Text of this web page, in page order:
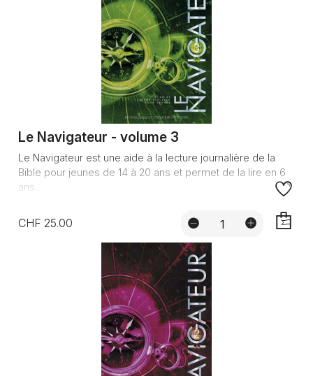
Le Navigateur - volume 3
Le Navigateur est une aide à la lecture journalière de la
Bible pour jeunes de 14 à 20 ans et permet de la lire en 6
ans...
CHF 25.00